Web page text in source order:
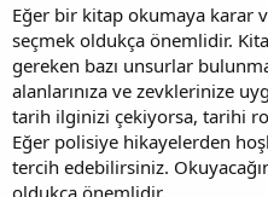
Eğer bir kitap okumaya karar
seçmek oldukça önemlidir.
gereken bazı unsurlar
alanlarınıza ve zevklerinize
tarih ilginizi çekiyorsa, tarihi
Eğer polisiye hikayelerden
tercih edebilirsiniz.
oldukça önemlidir.